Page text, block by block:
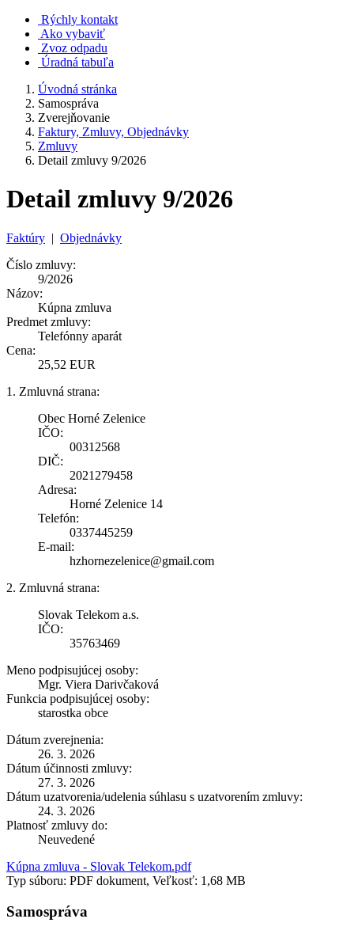
Rýchly kontakt
Ako vybaviť
Zvoz odpadu
Úradná tabuľa
Úvodná stránka
Samospráva
Zverejňovanie
Faktury, Zmluvy, Objednávky
Zmluvy
Detail zmluvy 9/2026
Detail zmluvy 9/2026
Faktúry | Objednávky
Číslo zmluvy:
9/2026
Názov:
Kúpna zmluva
Predmet zmluvy:
Telefónny aparát
Cena:
25,52 EUR
1. Zmluvná strana:
Obec Horné Zelenice
IČO:
00312568
DIČ:
2021279458
Adresa:
Horné Zelenice 14
Telefón:
0337445259
E-mail:
hzhornezelenice@gmail.com
2. Zmluvná strana:
Slovak Telekom a.s.
IČO:
35763469
Meno podpisujúcej osoby:
Mgr. Viera Darivčaková
Funkcia podpisujúcej osoby:
starostka obce
Dátum zverejnenia:
26. 3. 2026
Dátum účinnosti zmluvy:
27. 3. 2026
Dátum uzatvorenia/udelenia súhlasu s uzatvorením zmluvy:
24. 3. 2026
Platnosť zmluvy do:
Neuvedené
Kúpna zmluva - Slovak Telekom.pdf
Typ súboru: PDF dokument, Veľkosť: 1,68 MB
Samospráva